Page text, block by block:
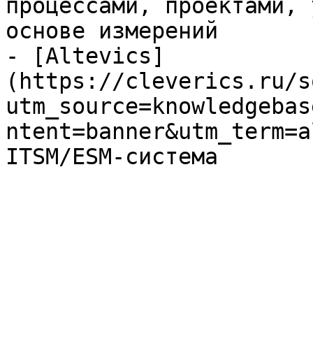
процессами, проектами,
основе измерений
- [Altevics]
(https://cleverics.ru/
ITSM/ESM-система